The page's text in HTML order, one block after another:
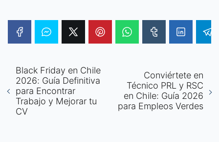
Black Friday en Chile
2026: Guía Definitiva
para Encontrar
Trabajo y Mejorar tu
CV
Conviértete en
Técnico PRL y RSC
en Chile: Guía 2026
para Empleos Verdes